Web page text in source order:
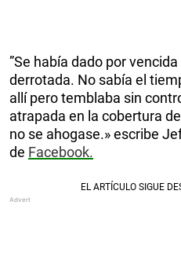
”Se había dado por
derrotada. No sabía el
allí pero temblaba sin
atrapada en la cobertura
no se ahogase.» escribe
de Facebook.